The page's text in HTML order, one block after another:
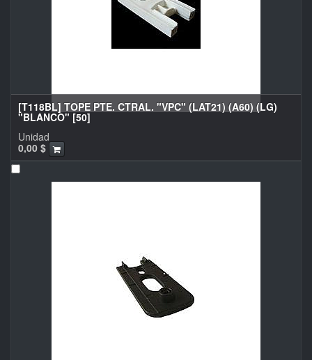
[T118BL] TOPE PTE. CTRAL. "VPC" (LAT21) (A60) (LG)
"BLANCO" [50]
0,00 $
Unidad